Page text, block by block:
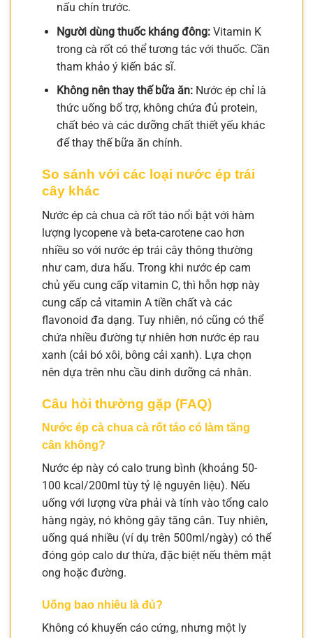
nấu chín trước.
Người dùng thuốc kháng đông:Vitamin K
trong cà rốt có thể tương tác với thuốc. Cần
tham khảo ý kiến bác sĩ.
Không nên thay thế bữa ăn:Nước ép chỉ là
thức uống bổ trợ, không chứa đủ protein,
chất béo và các dưỡng chất thiết yếu khác
để thay thế bữa ăn chính.
So sánh với các loại nước ép trái
cây khác
Nước ép cà chua cà rốt táo nổi bật với hàm
lượng lycopene và beta-carotene cao hơn
nhiều so với nước ép trái cây thông thường
như cam, dưa hấu. Trong khi nước ép cam
chủ yếu cung cấp vitamin C, thì hỗn hợp này
cung cấp cả vitamin A tiền chất và các
flavonoid đa dạng. Tuy nhiên, nó cũng có thể
chứa nhiều đường tự nhiên hơn nước ép rau
xanh (cải bó xôi, bông cải xanh). Lựa chọn
nên dựa trên nhu cầu dinh dưỡng cá nhân.
Câu hỏi thường gặp (FAQ)
Nước ép cà chua cà rốt táo có làm tăng
cân không?
Nước ép này có calo trung bình (khoảng 50-
100 kcal/200ml tùy tỷ lệ nguyên liệu). Nếu
uống với lượng vừa phải và tính vào tổng calo
hàng ngày, nó không gây tăng cân. Tuy nhiên,
uống quá nhiều (ví dụ trên 500ml/ngày) có thể
đóng góp calo dư thừa, đặc biệt nếu thêm mật
ong hoặc đường.
Uống bao nhiêu là đủ?
Không có khuyến cáo cứng, nhưng một ly